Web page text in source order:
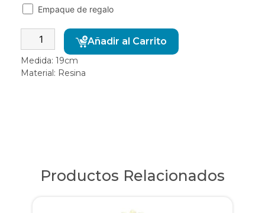
Empaque de regalo
Añadir al Carrito
Medida: 19cm
Material: Resina
Productos Relacionados